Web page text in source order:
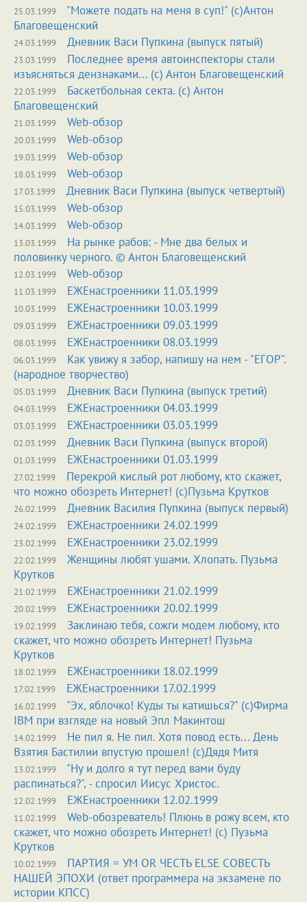
25.03.1999
"Можете подать на меня в суп!" (с)Антон
Благовещенский
24.03.1999 Дневник Васи Пупкина (выпуск пятый)
23.03.1999
Последнее время автоинспекторы cтали
изъясняться дензнаками... (c) Антон Благовещенский
22.03.1999
Баскетбольная секта. (c) Антон
Благовещенский
21.03.1999 Web-обзор
20.03.1999 Web-обзор
19.03.1999 Web-обзор
18.03.1999 Web-обзор
17.03.1999 Дневник Васи Пупкина (выпуск четвертый)
15.03.1999 Web-обзор
14.03.1999 Web-обзор
13.03.1999
Ha рынке рабов: - Мне два белых и
половинку черного. © Антон Благовещенский
12.03.1999 Web-обзор
11.03.1999 ЕЖЕнастроенники 11.03.1999
10.03.1999 ЕЖЕнастроенники 10.03.1999
09.03.1999 ЕЖЕнастроенники 09.03.1999
08.03.1999 ЕЖЕнастроенники 08.03.1999
06.03.1999
Как увижу я забор, напишу на нем - "ЕГОР".
(народное творчество)
05.03.1999 Дневник Васи Пупкина (выпуск третий)
04.03.1999 ЕЖЕнастроенники 04.03.1999
03.03.1999 ЕЖЕнастроенники 03.03.1999
02.03.1999 Дневник Васи Пупкина (выпуск второй)
01.03.1999 ЕЖЕнастроенники 01.03.1999
27.02.1999
Перекрой кислый рот любому, кто скажет,
что можно обозреть Интернет! (с)Пузьма Крутков
26.02.1999 Дневник Василия Пупкина (выпуск первый)
24.02.1999 ЕЖЕнастроенники 24.02.1999
23.02.1999 ЕЖЕнастроенники 23.02.1999
22.02.1999
Женщины любят ушами. Хлопать. Пузьма
Крутков
21.02.1999 ЕЖЕнастроенники 21.02.1999
20.02.1999 ЕЖЕнастроенники 20.02.1999
19.02.1999
Заклинаю тебя, сожги модем любому, кто
скажет, что можно обозреть Интернет! Пузьма
Крутков
18.02.1999 ЕЖЕнастроенники 18.02.1999
17.02.1999 ЕЖЕнастроенники 17.02.1999
16.02.1999
"Эх, яблочко! Куды ты катишься?" (с)Фирма
IBM при взгляде на новый Эпл Макинтош
14.02.1999
Не пил я. Не пил. Хотя повод есть... День
Взятия Бастилии впустую прошел! (с)Дядя Митя
13.02.1999
"Ну и долго я тут перед вами буду
распинаться?", - спросил Иисус Христос.
12.02.1999 ЕЖЕнастроенники 12.02.1999
11.02.1999
Web-обозреватель! Плюнь в рожу всем, кто
скажет, что можно обозреть Интернет! (с) Пузьма
Крутков
10.02.1999
ПАРТИЯ = УМ OR ЧЕСТЬ ELSE СОВЕСТЬ
НАШЕЙ ЭПОХИ (ответ программера на экзамене по
истории КПСС)